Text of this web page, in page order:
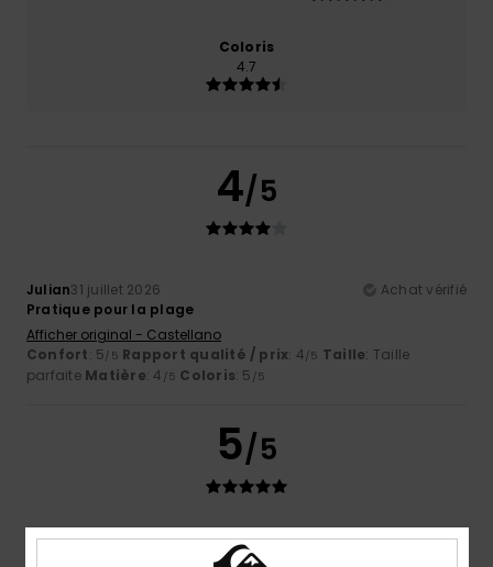
Coloris
4.7
4/5
Julian31 juillet 2026
Achat vérifié
Pratique pour la plage
Afficher original - Castellano
Confort: 5/5 Rapport qualité / prix: 4/5 Taille: Taille
parfaite Matière: 4 /5 Coloris: 5 /5
5/5